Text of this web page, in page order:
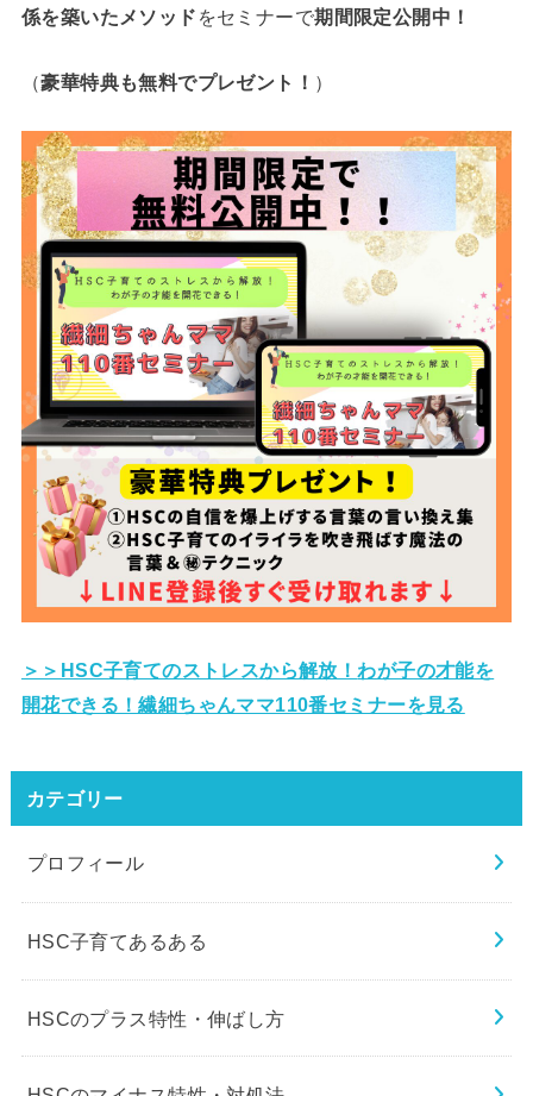
係を築いたメソッド をセミナーで期間限定公開中！
（豪華特典も無料でプレゼント！ ）
＞＞HSC子育てのストレスから解放！わが子の才能を
開花できる！繊細ちゃんママ110番セミナーを見る
カテゴリー
プロフィール
HSC子育てあるある
HSCのプラス特性・伸ばし方